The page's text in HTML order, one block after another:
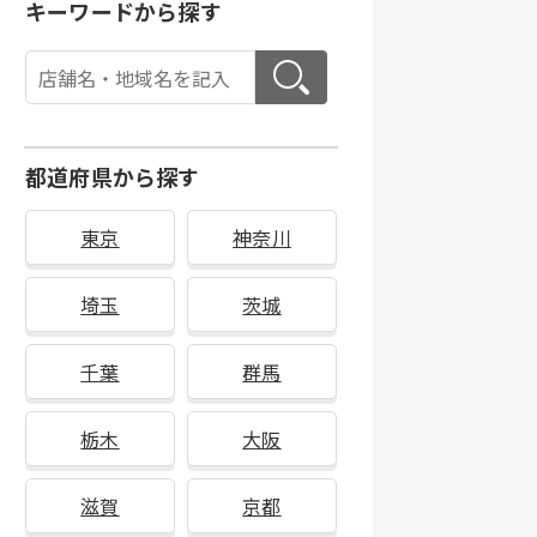
キーワードから探す
都道府県から探す
東京 神奈川
埼玉 茨城
千葉 群馬
栃木 大阪
滋賀 京都